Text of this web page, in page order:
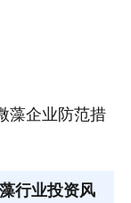
藻企业防范措
行业投资风